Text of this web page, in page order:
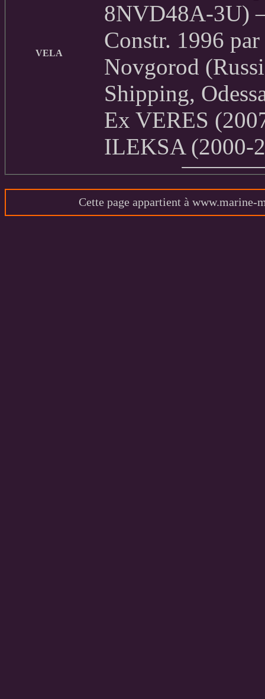
VELA
8NVD48A-3U)
Constr. 1996
Novgorod
Shipping,
Ex VERES
ILEKSA (2000-
Cette page appartient à www.marine-